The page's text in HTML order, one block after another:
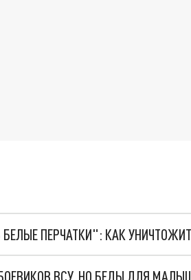
ПЕРЧАТКИ": КАК
ВСУ. НО БЕДЫ ДЛЯ